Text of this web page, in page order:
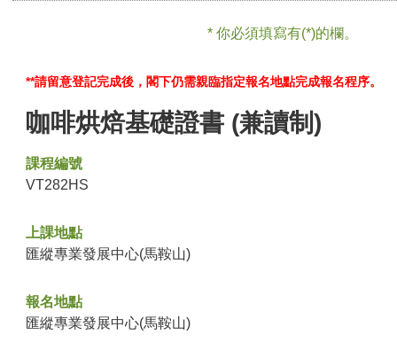
* 你必須填寫有(*)的欄。
**請留意登記完成後，閣下仍需親臨指定報名地點完成報名程序。
咖啡烘焙基礎證書 (兼讀制)
課程編號
VT282HS
上課地點
匯縱專業發展中心(馬鞍山)
報名地點
匯縱專業發展中心(馬鞍山)